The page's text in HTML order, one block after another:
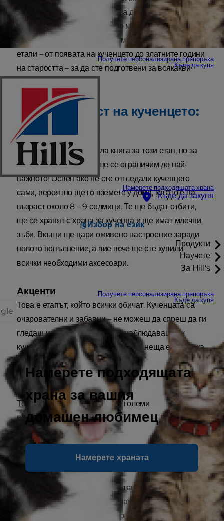
Получете персонализирана препоръка
Къде да купя
Намерете подходящата храна
Къде да закупя
Избор на език
Продукти
Научете
За Hill's
Получете персонализирана препоръка
Къде да купя
Намерете подходящата
храна за вашия
домашен любимец
Намерете храната
живота им е много полезно, за да се подготвите за
предизвикателствата, с които може да се сблъскате.
В тази статия ще ви разведем през всички тези
етапи – от появата на кученцето до златните години
на старостта – за да сте подготвени за всякакви
ситуации.
Ранна възраст на кученцето:
0 – 6 месеца
Можем да напишем цяла книга за този етап, но за
целите на тази статия ще се ограничим до най-
важното! Освен ако не сте отгледали кученцето
сами, вероятно ще го вземете у дома, когато е на
възраст около 8 – 9 седмици. Те ще бъдат отбити,
ще се хранят с храна за кученца и ще имат млечни
зъби. Вкъщи ще цари оживено настроение заради
новото попълнение, а вие вече ще сте купили
всички необходими аксесоари.
Акценти
Това е етапът, който всички обичат. Кученцата са
очарователни и забавни – не можеш да спреш да ги
гледаш и да се усмихваш. Да наблюдаваш как
кученцето ти расте и научава нови неща е истинска
радост.
Предизвикателства
Това също е етап, който крие големи
предизвикателства!
Обучение у дома. Повечето кучета се научават
бързо, ако сте търпеливи, мили и
последователни.
Социализация и привикване. По този начин
вашето кученце се научава да се справя със
света и да общува с хората и другите животни.